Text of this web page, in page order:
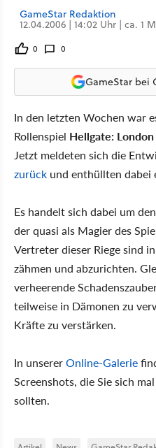
GameStar Redaktion
12.04.2006 | 14:02 Uhr | ca. 1
0 0
GameStar bei
In den letzten Wochen war
Rollenspiel Hellgate: London
Jetzt meldeten sich die
zurück und enthüllten dabei
Es handelt sich dabei um
der quasi als Magier des
Vertreter dieser Riege sind
zähmen und abzurichten.
verheerende
teilweise in Dämonen zu
Kräfte zu verstärken.
In unsererOnline-Galerie
Screenshots, die Sie sich
sollten.